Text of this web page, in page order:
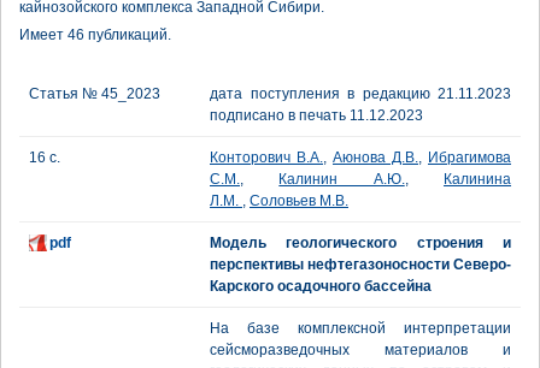
кайнозойского комплекса Западной Сибири.
Имеет 46 публикаций.
Статья № 45_2023
дата поступления в редакцию 21.11.2023
подписано в печать 11.12.2023
16 с. Конторович В.А., Аюнова Д.В., Ибрагимова
С.М., Калинин А.Ю.,
Калинина
Л.М. , Соловьев М.В.
pdf
Модель геологического строения и
перспективы нефтегазоносности Северо-
Карского осадочного бассейна
На базе комплексной интерпретации
сейсморазведочных материалов и